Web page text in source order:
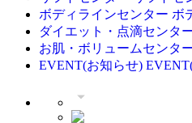
ボディラインセンター ボ
ダイエット・点滴センタ
お肌・ボリュームセンタ
EVENT(お知らせ)